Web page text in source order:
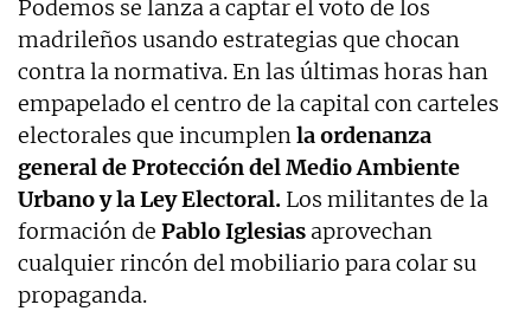
Podemos se lanza a captar el voto de los
madrileños usando estrategias que chocan
contra la normativa. En las últimas horas han
empapelado el centro de la capital con carteles
electorales que incumplenla ordenanza
general de Protección del Medio Ambiente
Urbano y la Ley Electoral. Los militantes de la
formación de Pablo Iglesias aprovechan
cualquier rincón del mobiliario para colar su
propaganda.